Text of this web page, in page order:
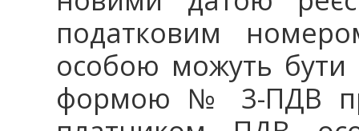
податковим
особою можуть бути
формою № 3-ПДВ